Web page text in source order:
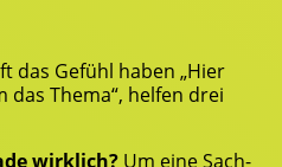
das Gefühl haben „Hier
The­ma“, hel­fen drei
wirk­lich? Um eine Sach­